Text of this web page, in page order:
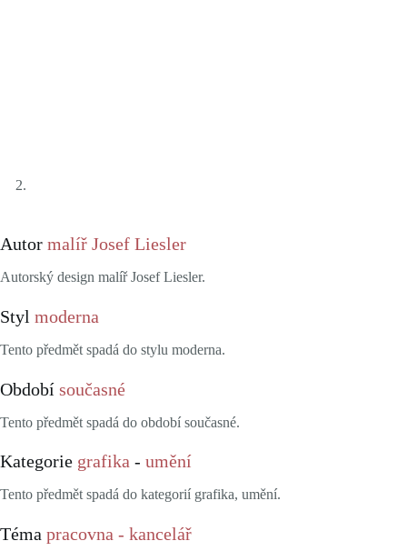
Autor malíř Josef Liesler
Autorský design malíř Josef Liesler.
Styl moderna
Tento předmět spadá do stylu moderna.
Období současné
Tento předmět spadá do období současné.
Kategorie grafika - umění
Tento předmět spadá do kategorií grafika, umění.
Téma pracovna - kancelář